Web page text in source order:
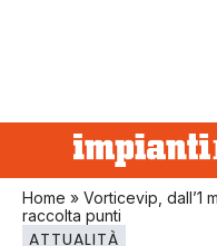
Home » Vorticevip, dall’1
raccolta punti
ATTUALITÀ